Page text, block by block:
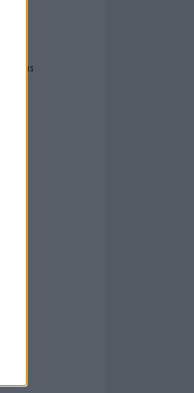
Cabras